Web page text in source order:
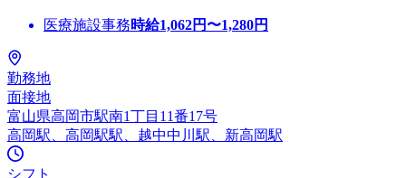
医療施設事務時給1,062円〜1,280円
勤務地
面接地
富山県高岡市駅南1丁目11番17号
高岡駅、高岡駅駅、越中中川駅、新高岡駅
シフト